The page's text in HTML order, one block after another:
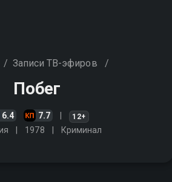
/ Записи ТВ-эфиров /
Побег
6.4 7.7 12+
1978 Криминал